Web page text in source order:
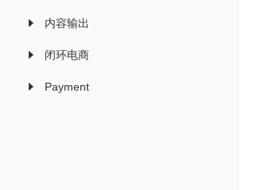
内容输出
闭环电商
Payment